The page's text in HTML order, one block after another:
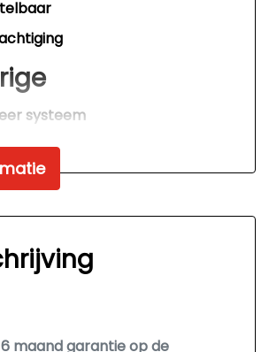
systeem
regeling
achter
maand garantie op de